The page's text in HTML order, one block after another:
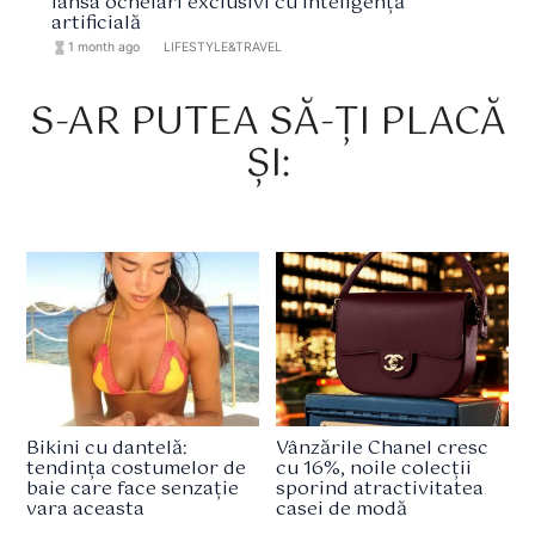
artificială
hourglass_full 1 month ago LIFESTYLE&TRAVEL
S-AR PUTEA SĂ-ȚI PLACĂ
ȘI:
Bikini cu dantelă:
tendința costumelor de
baie care face senzație
vara aceasta
Vânzările Chanel cresc
cu 16%, noile colecții
sporind atractivitatea
casei de modă